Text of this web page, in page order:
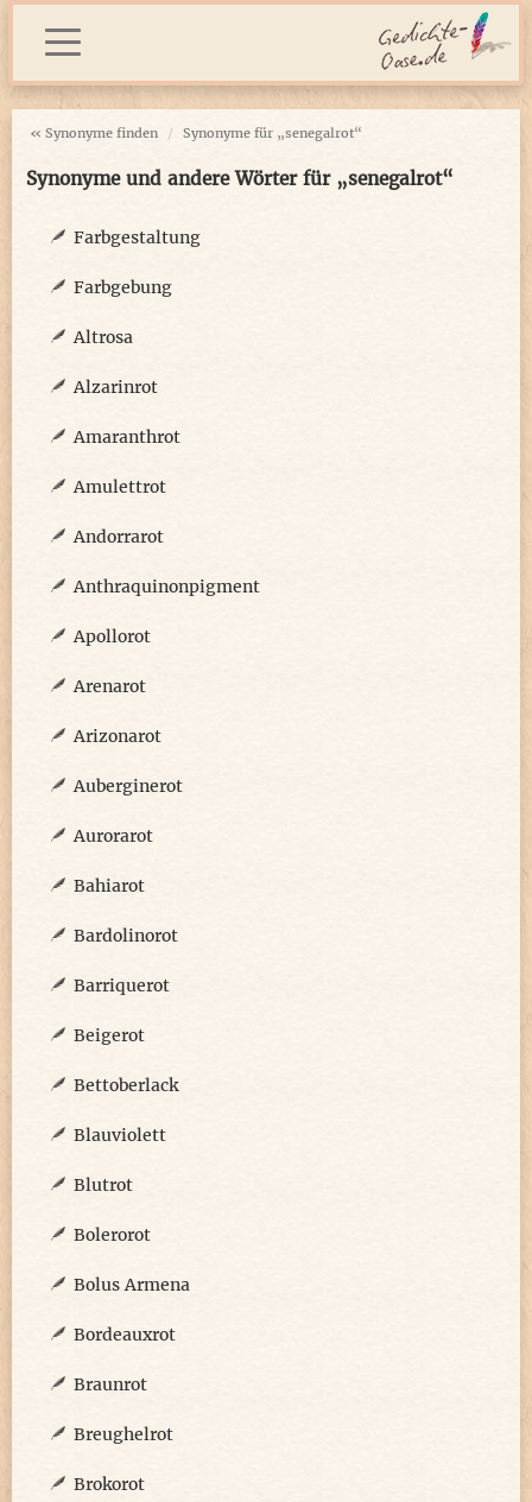
« Synonyme finden Synonyme für „senegalrot“
Synonyme und andere Wörter für „senegalrot“
Farbgestaltung
Farbgebung
Altrosa
Alzarinrot
Amaranthrot
Amulettrot
Andorrarot
Anthraquinonpigment
Apollorot
Arenarot
Arizonarot
Auberginerot
Aurorarot
Bahiarot
Bardolinorot
Barriquerot
Beigerot
Bettoberlack
Blauviolett
Blutrot
Bolerorot
Bolus Armena
Bordeauxrot
Braunrot
Breughelrot
Brokorot